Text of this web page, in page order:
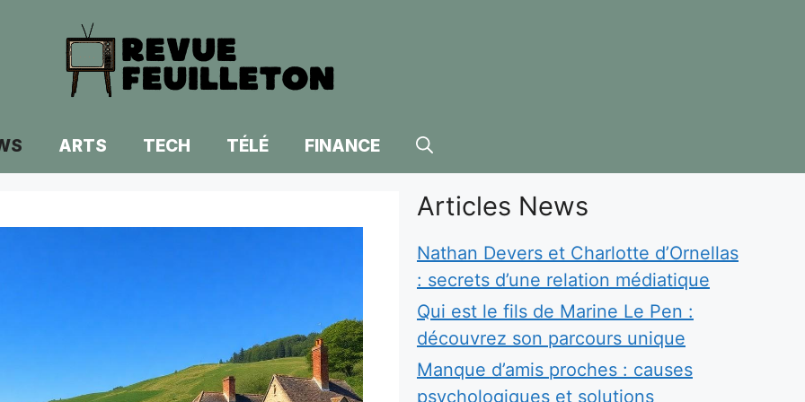
ARTS TECH TÉLÉ FINANCE
Articles News
Nathan Devers et Charlotte d’Ornellas
: secrets d’une relation médiatique
Qui est le fils de Marine Le Pen :
découvrez son parcours unique
Manque d’amis proches : causes
psychologiques et solutions